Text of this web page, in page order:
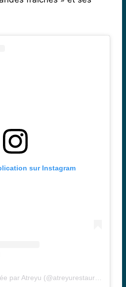
sur Instagram